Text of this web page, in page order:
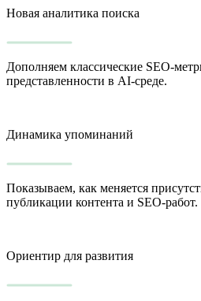
Новая аналитика поиска
Дополняем классические SEO-
представленности в AI-среде.
Динамика упоминаний
Показываем, как меняется
публикации контента и SEO-работ.
Ориентир для развития